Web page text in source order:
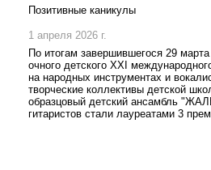
Позитивные каникулы
1 апреля 2026 г.
По итогам завершившегося 29 марта
очного детского XXI
на народных инструментах и
творческие коллективы детской
образцовый детский ансамбль
гитаристов стали лауреатами 3